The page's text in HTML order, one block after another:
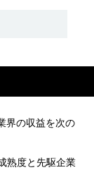
界の収益を次の
熟度と先駆企業